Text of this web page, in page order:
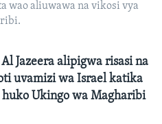
wao aliuwawa na vikosi vya
Jazeera alipigwa risasi na
uvamizi wa Israel katika
Ukingo wa Magharibi